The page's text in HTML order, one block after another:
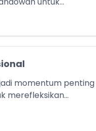
momentum penting
merefleksikan...